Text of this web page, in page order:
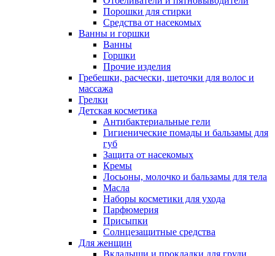
Порошки для стирки
Средства от насекомых
Ванны и горшки
Ванны
Горшки
Прочие изделия
Гребешки, расчески, щеточки для волос и
массажа
Грелки
Детская косметика
Антибактериальные гели
Гигиенические помады и бальзамы для
губ
Защита от насекомых
Кремы
Лосьоны, молочко и бальзамы для тела
Масла
Наборы косметики для ухода
Парфюмерия
Присыпки
Солнцезащитные средства
Для женщин
Вкладыши и прокладки для груди